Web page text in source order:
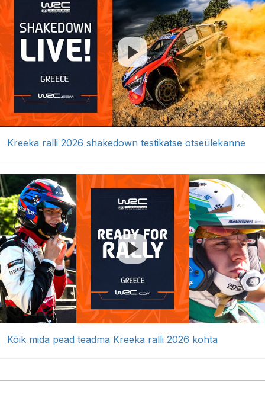
Kreeka ralli 2026 shakedown testikatse otseülekanne
Kõik mida pead teadma Kreeka ralli 2026 kohta